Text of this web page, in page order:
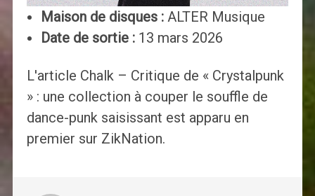
Maison de disques :ALTER Musique
Date de sortie :13 mars 2026
L'article Chalk – Critique de « Crystalpunk
» : une collection à couper le souffle de
dance-punk saisissant est apparu en
premier sur ZikNation.